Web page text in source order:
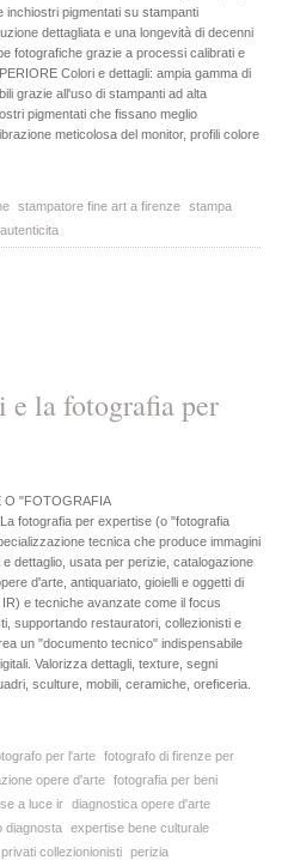
pigmentati su stampanti
dettagliata e una longevità di decenni
fotografiche grazie a processi calibrati e
Colori e dettagli: ampia gamma di
grazie all'uso di stampanti ad alta
pigmentati che fissano meglio
meticolosa del monitor, profili colore
stampatore fine art a firenze stampa
e la fotografia per
O "FOTOGRAFIA
fotografia per expertise (o "fotografia
tecnica che produce immagini
dettaglio, usata per perizie, catalogazione
d'arte, antiquariato, gioielli e oggetti di
e tecniche avanzate come il focus
supportando restauratori, collezionisti e
un "documento tecnico" indispensabile
Valorizza dettagli, texture, segni
sculture, mobili, ceramiche, oreficeria.
per l'arte fotografo di firenze per
opere d'arte fotografia per beni
a luce ir diagnostica opere d'arte
diagnosta expertise bene culturale
collezionionisti perizia